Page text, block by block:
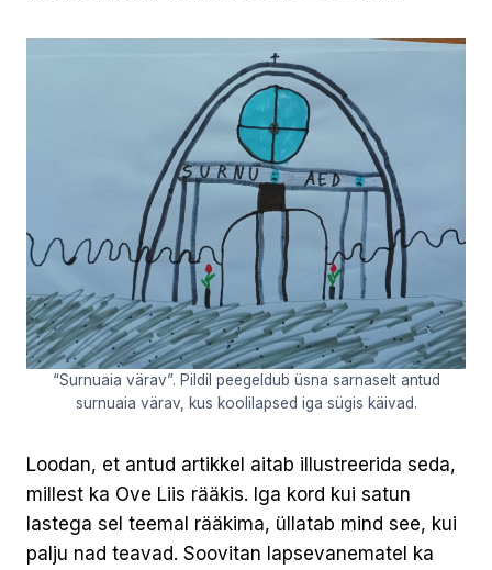
“Surnuaia värav”. Pildil peegeldub üsna sarnaselt antud
surnuaia värav, kus koolilapsed iga sügis käivad.
Loodan, et antud artikkel aitab illustreerida seda,
millest ka Ove Liis rääkis. Iga kord kui satun
lastega sel teemal rääkima, üllatab mind see, kui
palju nad teavad. Soovitan lapsevanematel ka